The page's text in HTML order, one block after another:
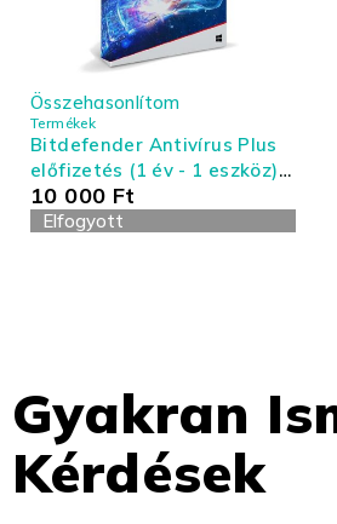
Termékek
Bitdefender Antivírus Plus
előfizetés (1 év - 1 eszköz) -
Antivírus és Tűzfal
Összehasonlítom
10 000 Ft
Elfogyott
Gyakran
Kérdések